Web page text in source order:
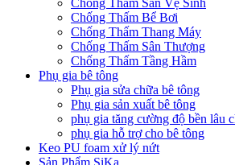
Chống Thấm Sàn Vệ Sinh
Chống Thấm Bể Bơi
Chống Thấm Thang Máy
Chống Thấm Sân Thượng
Chống Thấm Tầng Hầm
Phụ gia bê tông
Phụ gia sửa chữa bê tông
Phụ gia sản xuất bê tông
phụ gia tăng cường độ bền lâu
phụ gia hỗ trợ cho bê tông
Keo PU foam xử lý nứt
Sản Phẩm SiKa